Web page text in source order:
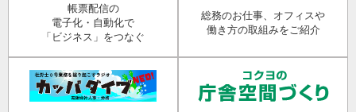
帳票配信の
電子化・自動化で
「ビジネス」をつなぐ
総務のお仕事、オフィスや
働き方の取組みをご紹介